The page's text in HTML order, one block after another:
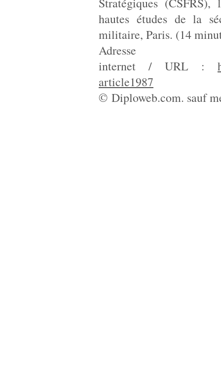
hautes études de la
militaire, Paris. (14
Adresse
internet / URL :
article1987
© Diploweb.com. sauf